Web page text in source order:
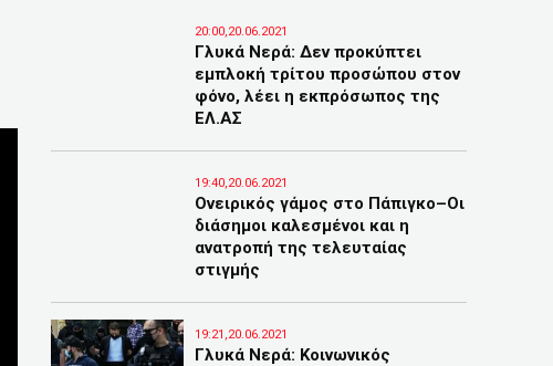
20:00,20.06.2021
Γλυκά Νερά: Δεν προκύπτει
εμπλοκή τρίτου προσώπου στον
φόνο, λέει η εκπρόσωπος της
ΕΛ.ΑΣ
19:40,20.06.2021
Ονειρικός γάμος στο Πάπιγκο–Οι
διάσημοι καλεσμένοι και η
ανατροπή της τελευταίας
στιγμής
19:21,20.06.2021
Γλυκά Νερά: Κοινωνικός